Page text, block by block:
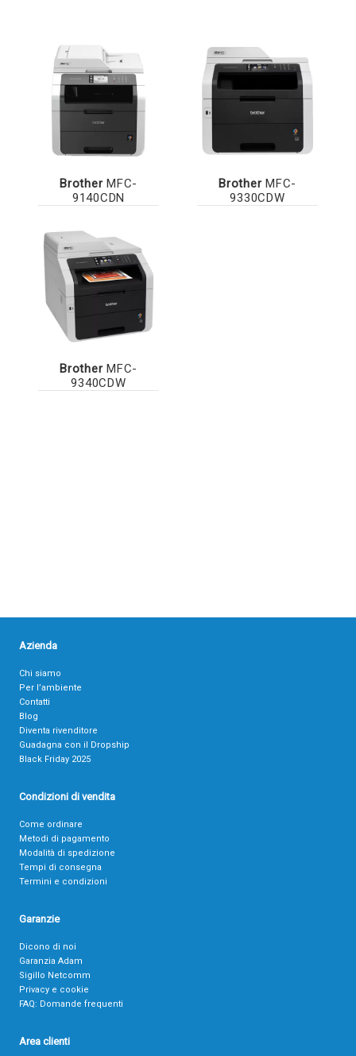
BrotherMFC-
9140CDN
BrotherMFC-
9330CDW
BrotherMFC-
9340CDW
Azienda
Chi siamo
Per l’ambiente
Contatti
Blog
Diventa rivenditore
Guadagna con il Dropship
Black Friday 2025
Condizioni di vendita
Come ordinare
Metodi di pagamento
Modalità di spedizione
Tempi di consegna
Termini e condizioni
Garanzie
Dicono di noi
Garanzia Adam
Sigillo Netcomm
Privacy e cookie
FAQ: Domande frequenti
Area clienti